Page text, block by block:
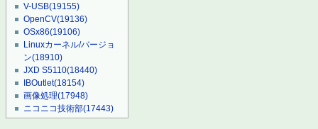
V-USB(19155)
OpenCV(19136)
OSx86(19106)
Linuxカーネル/バージョ
ン(18910)
JXD S5110(18440)
IBOutlet(18154)
画像処理(17948)
ニコニコ技術部(17443)